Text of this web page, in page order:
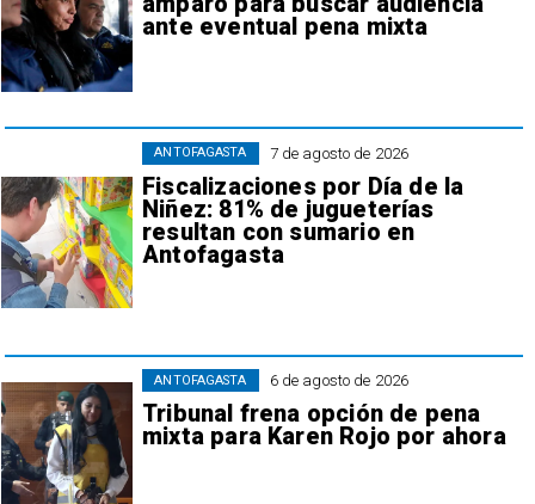
ante eventual pena mixta
7 de agosto de 2026
Fiscalizaciones por Día de la
Niñez: 81% de jugueterías
resultan con sumario en
Antofagasta
ANTOFAGASTA
6 de agosto de 2026
Tribunal frena opción de pena
mixta para Karen Rojo por ahora
ANTOFAGASTA